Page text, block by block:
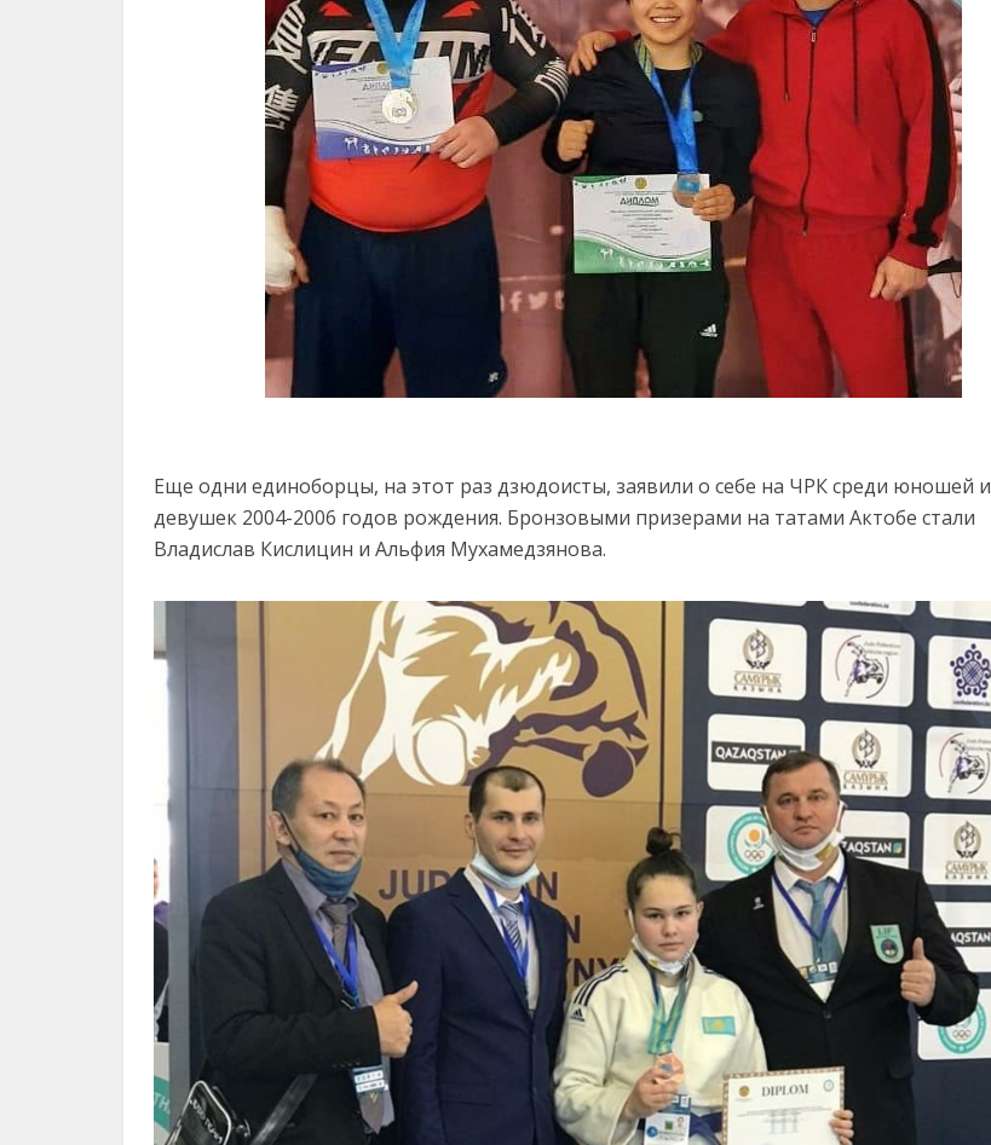
Еще одни единоборцы, на этот раз дзюдоисты, заявили о себе на ЧРК среди юношей и
девушек 2004-2006 годов рождения. Бронзовыми призерами на татами Актобе стали
Владислав Кислицин и Альфия Мухамедзянова.